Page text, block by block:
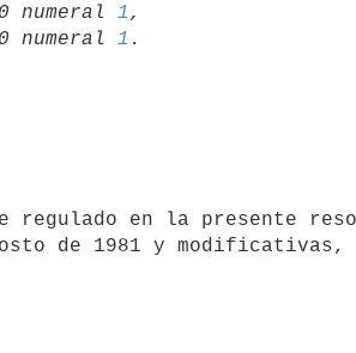
numeral
1 ,
numeral
1
de 1981 y modificativas,